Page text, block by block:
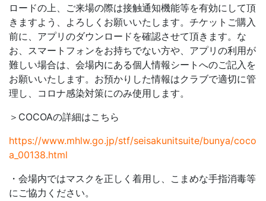
ロードの上、ご来場の際は接触通知機能等を有効にして頂
きますよう、よろしくお願いいたします。チケットご購入
前に、アプリのダウンロードを確認させて頂きます。な
お、スマートフォンをお持ちでない方や、アプリの利用が
難しい場合は、会場内にある個人情報シートへのご記入を
お願いいたします。お預かりした情報はクラブで適切に管
理し、コロナ感染対策にのみ使用します。
＞COCOAの詳細はこちら
https://www.mhlw.go.jp/stf/seisakunitsuite/bunya/coco
a_00138.html
・会場内ではマスクを正しく着用し、こまめな手指消毒等
にご協力ください。